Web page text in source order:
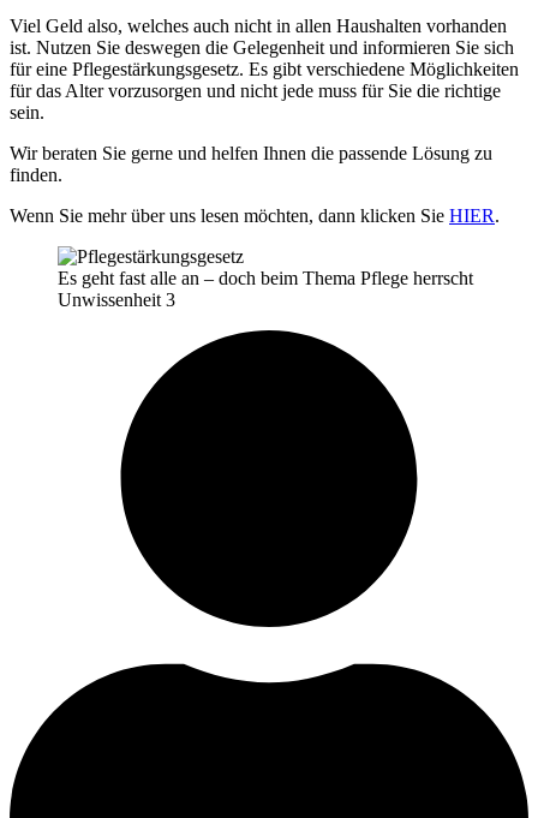
Viel Geld also, welches auch nicht in allen Haushalten vorhanden
ist. Nutzen Sie deswegen die Gelegenheit und informieren Sie sich
für eine Pflegestärkungsgesetz. Es gibt verschiedene Möglichkeiten
für das Alter vorzusorgen und nicht jede muss für Sie die richtige
sein.
Wir beraten Sie gerne und helfen Ihnen die passende Lösung zu
finden.
Wenn Sie mehr über uns lesen möchten, dann klicken Sie HIER.
Es geht fast alle an – doch beim Thema Pflege herrscht
Unwissenheit 3